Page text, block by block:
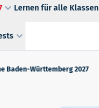
Lernen für alle Klassen
Baden-Württemberg 2027